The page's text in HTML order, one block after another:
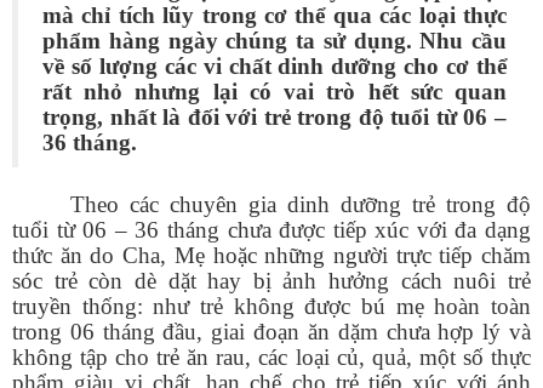
mà chỉ tích lũy trong cơ thể qua các loại thực
phẩm hàng ngày chúng ta sử dụng. Nhu cầu
về số lượng các vi chất dinh dưỡng cho cơ thể
rất nhỏ nhưng lại có vai trò hết sức quan
trọng, nhất là đối với trẻ trong độ tuổi từ 06 –
36 tháng.
Theo các chuyên gia dinh dưỡng trẻ trong độ
tuổi từ 06 – 36 tháng chưa được tiếp xúc với đa dạng
thức ăn do Cha, Mẹ hoặc những người trực tiếp chăm
sóc trẻ còn dè dặt hay bị ảnh hưởng cách nuôi trẻ
truyền thống: như trẻ không được bú mẹ hoàn toàn
trong 06 tháng đầu, giai đoạn ăn dặm chưa hợp lý và
không tập cho trẻ ăn rau, các loại củ, quả, một số thực
phẩm giàu vi chất, hạn chế cho trẻ tiếp xúc với ánh